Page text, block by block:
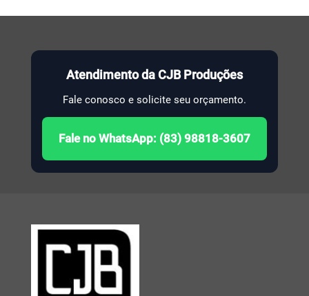
Atendimento da CJB Produções
Fale conosco e solicite seu orçamento.
Fale no WhatsApp: (83) 98818-3607